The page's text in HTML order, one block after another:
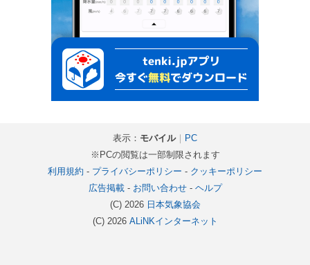
表示： モバイル｜ PC
※PCの閲覧は一部制限されます
利用規約 - プライバシーポリシー - クッキーポリシー
広告掲載- お問い合わせ- ヘルプ
(C) 2026 日本気象協会
(C) 2026 ALiNKインターネット